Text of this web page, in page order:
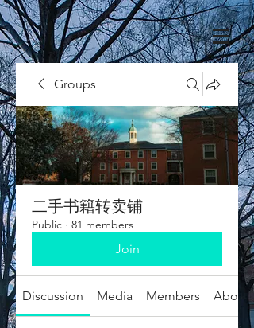
Groups
二手书籍转卖铺
Public · 81 members
Join
Discussion Media Members About